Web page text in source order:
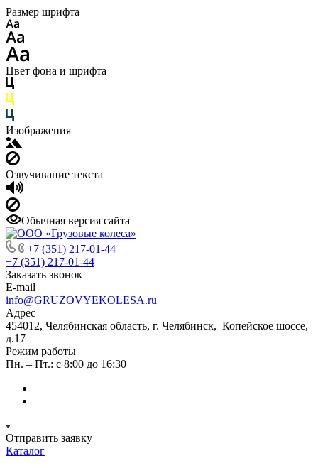
Размер шрифта
Цвет фона и шрифта
Изображения
Озвучивание текста
Обычная версия сайта
+7 (351) 217-01-44
+7 (351) 217-01-44
Заказать звонок
E-mail
info@GRUZOVYEKOLESA.ru
Адрес
454012, Челябинская область, г. Челябинск, Копейское шоссе,
д.17
Режим работы
Пн. – Пт.: с 8:00 до 16:30
Отправить заявку
Каталог